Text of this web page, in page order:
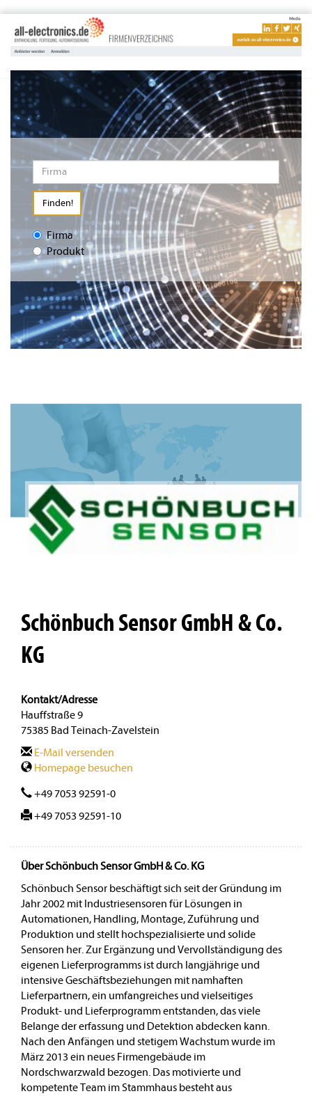
Finden!
Firma
Produkt
Schönbuch Sensor GmbH & Co.
KG
Kontakt/Adresse
Hauffstraße 9
75385 Bad Teinach-Zavelstein
E-Mail versenden
Homepage besuchen
+49 7053 92591-0
+49 7053 92591-10
Über Schönbuch Sensor GmbH & Co. KG
Schönbuch Sensor beschäftigt sich seit der Gründung im
Jahr 2002 mit Industriesensoren für Lösungen in
Automationen, Handling, Montage, Zuführung und
Produktion und stellt hochspezialisierte und solide
Sensoren her. Zur Ergänzung und Vervollständigung des
eigenen Lieferprogramms ist durch langjährige und
intensive Geschäftsbeziehungen mit namhaften
Lieferpartnern, ein umfangreiches und vielseitiges
Produkt- und Lieferprogramm entstanden, das viele
Belange der erfassung und Detektion abdecken kann.
Nach den Anfängen und stetigem Wachstum wurde im
März 2013 ein neues Firmengebäude im
Nordschwarzwald bezogen. Das motivierte und
kompetente Team im Stammhaus besteht aus